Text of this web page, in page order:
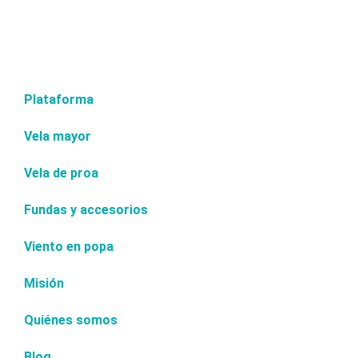
Plataforma
Vela mayor
Vela de proa
Fundas y accesorios
Viento en popa
Misión
Quiénes somos